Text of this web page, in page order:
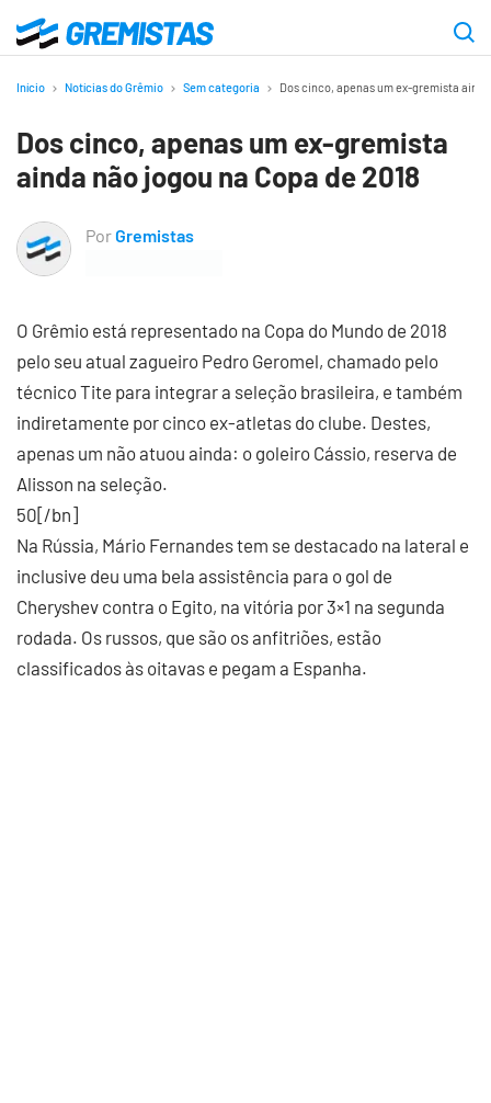
para
principal
Gremistas
Início Notícias do Grêmio Sem categoria Dos cinco, apenas um ex-gremista
Dos cinco, apenas um ex-gremista
ainda não jogou na Copa de 2018
PorGremistas
O Grêmio está representado na Copa do Mundo de 2018
pelo seu atual zagueiro Pedro Geromel, chamado pelo
técnico Tite para integrar a seleção brasileira, e também
indiretamente por cinco ex-atletas do clube. Destes,
apenas um não atuou ainda: o goleiro Cássio, reserva de
Alisson na seleção.
50[/bn]
Na Rússia, Mário Fernandes tem se destacado na lateral e
inclusive deu uma bela assistência para o gol de
Cheryshev contra o Egito, na vitória por 3×1 na segunda
rodada. Os russos, que são os anfitriões, estão
classificados às oitavas e pegam a Espanha.